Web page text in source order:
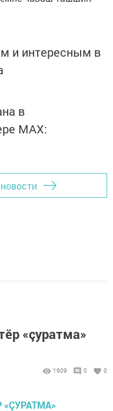
и интересным в
в
MАХ:
«çуратма»
1609 0 0